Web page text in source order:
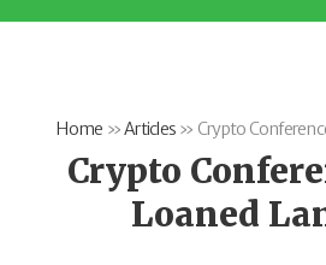
Home »Articles » Crypto
Crypto
Loaned